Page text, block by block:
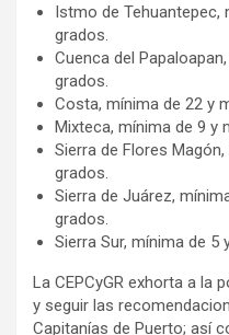
Istmo de Tehuantepec,
grados.
Cuenca del
grados.
Costa, mínima de 22 y
Mixteca, mínima de 9 y
Sierra de Flores
grados.
Sierra de Juárez,
grados.
Sierra Sur, mínima de 5
La CEPCyGR exhorta a la
y seguir las
Capitanías de Puerto; así